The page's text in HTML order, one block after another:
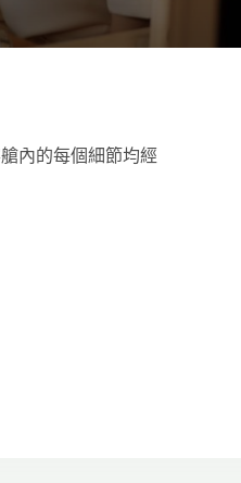
內的每個細節均經